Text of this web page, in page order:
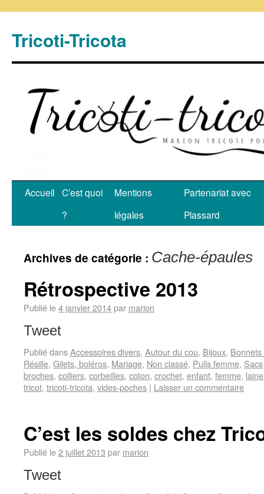
Tricoti-Tricota
Accueil C’est quoi
?
Mentions
légales
Partenariat avec
Plassard
Archives de catégorie : Cache-épaules
Rétrospective 2013
Publié le4 janvier 2014par marion
Tweet
Publié dansAccessoires divers, Autour du cou, Bijoux,
Résille, Gilets, boléros, Mariage, Non classé, Pulls femme, Sacs
broches, colliers, corbeilles, coton, crochet, enfant, femme, laine
tricot, tricoti-tricota, vides-poches | Laisser un commentaire
C’est les soldes chez
Publié le2 juillet 2013 par marion
Tweet